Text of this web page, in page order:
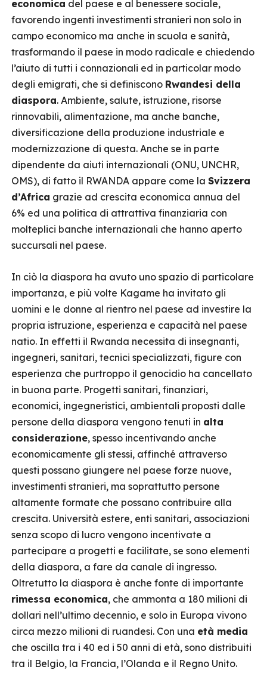
economica del paese e al benessere sociale,
favorendo ingenti investimenti stranieri non solo in
campo economico ma anche in scuola e sanità,
trasformando il paese in modo radicale e chiedendo
l’aiuto di tutti i connazionali ed in particolar modo
degli emigrati, che si definiscono Rwandesi della
diaspora. Ambiente, salute, istruzione, risorse
rinnovabili, alimentazione, ma anche banche,
diversificazione della produzione industriale e
modernizzazione di questa. Anche se in parte
dipendente da aiuti internazionali (ONU, UNCHR,
OMS), di fatto il RWANDA appare come la Svizzera
d’Africa grazie ad crescita economica annua del
6% ed una politica di attrattiva finanziaria con
molteplici banche internazionali che hanno aperto
succursali nel paese.
In ciò la diaspora ha avuto uno spazio di particolare
importanza, e più volte Kagame ha invitato gli
uomini e le donne al rientro nel paese ad investire la
propria istruzione, esperienza e capacità nel paese
natio. In effetti il Rwanda necessita di insegnanti,
ingegneri, sanitari, tecnici specializzati, figure con
esperienza che purtroppo il genocidio ha cancellato
in buona parte. Progetti sanitari, finanziari,
economici, ingegneristici, ambientali proposti dalle
persone della diaspora vengono tenuti in alta
considerazione, spesso incentivando anche
economicamente gli stessi, affinché attraverso
questi possano giungere nel paese forze nuove,
investimenti stranieri, ma soprattutto persone
altamente formate che possano contribuire alla
crescita. Università estere, enti sanitari, associazioni
senza scopo di lucro vengono incentivate a
partecipare a progetti e facilitate, se sono elementi
della diaspora, a fare da canale di ingresso.
Oltretutto la diaspora è anche fonte di importante
rimessa economica, che ammonta a 180 milioni di
dollari nell’ultimo decennio, e solo in Europa vivono
circa mezzo milioni di ruandesi. Con una età media
che oscilla tra i 40 ed i 50 anni di età, sono distribuiti
tra il Belgio, la Francia, l’Olanda e il Regno Unito.